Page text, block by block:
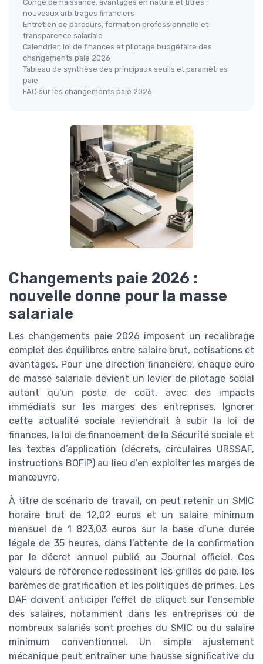
Congé de naissance, avantages en nature et titres :
nouveaux arbitrages financiers
Entretien de parcours, formation professionnelle et
transparence salariale
Calendrier, loi de finances et pilotage budgétaire des
changements paie 2026
Tableau de synthèse des principaux seuils et paramètres
paie
FAQ sur les changements paie 2026
Changements paie 2026 :
nouvelle donne pour la masse
salariale
Les changements paie 2026 imposent un recalibrage
complet des équilibres entre salaire brut, cotisations et
avantages. Pour une direction financière, chaque euro
de masse salariale devient un levier de pilotage social
autant qu’un poste de coût, avec des impacts
immédiats sur les marges des entreprises. Ignorer
cette actualité sociale reviendrait à subir la loi de
finances, la loi de financement de la Sécurité sociale et
les textes d’application (décrets, circulaires URSSAF,
instructions BOFiP) au lieu d’en exploiter les marges de
manœuvre.
À titre de scénario de travail, on peut retenir un SMIC
horaire brut de 12,02 euros et un salaire minimum
mensuel de 1 823,03 euros sur la base d’une durée
légale de 35 heures, dans l’attente de la confirmation
par le décret annuel publié au Journal officiel. Ces
valeurs de référence redessinent les grilles de paie, les
barèmes de gratification et les politiques de primes. Les
DAF doivent anticiper l’effet de cliquet sur l’ensemble
des salaires, notamment dans les entreprises où de
nombreux salariés sont proches du SMIC ou du salaire
minimum conventionnel. Un simple ajustement
mécanique peut entraîner une hausse significative du